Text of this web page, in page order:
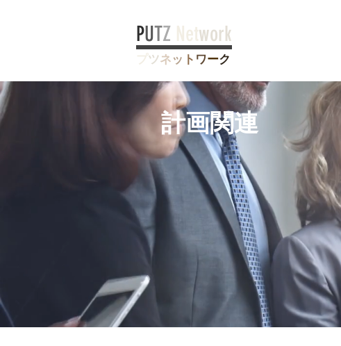
PUTZ Network
プツネ ッ ト ワーク
計画関連